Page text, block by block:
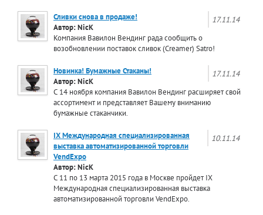
17.11.14
Сливки снова в продаже!
Автор: NicK
Компания Вавилон Вендинг рада сообщить о
возобновлении поставок сливок (Creamer) Satro!
17.11.14
Новинка! Бумажные Стаканы!
Автор: NicK
С 14 ноября компания Вавилон Вендинг расширяет свой
ассортимент и представляет Вашему вниманию
бумажные стаканчики.
10.11.14
IX Международная специализированная
выставка автоматизированной торговли
VendExpo
Автор: NicK
С 11 по 13 марта 2015 года в Москве пройдет IX
Международная специализированная выставка
автоматизированной торговли VendExpo.